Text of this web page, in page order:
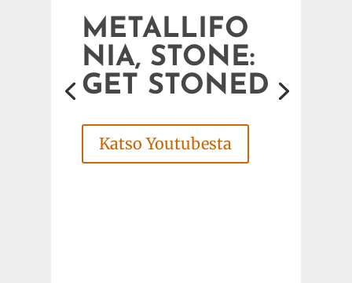
METALLIFO
NIA, STONE:
GET STONED
Katso Youtubesta